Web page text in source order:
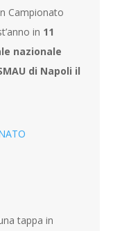
Campionato
in 11
nazionale
di Napoli il
tappa in